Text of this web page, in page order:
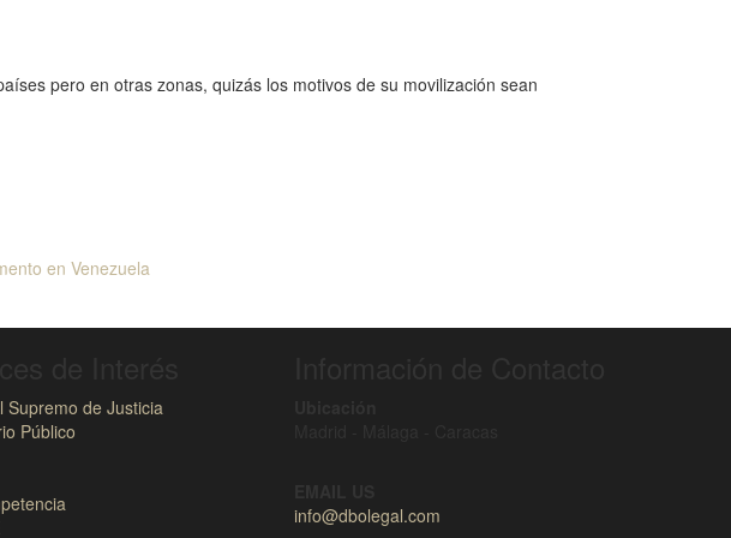
pero en otras zonas, quizás los motivos de su movilización sean
en Venezuela
Supremo de Justicia
Público
info@dbolegal.com